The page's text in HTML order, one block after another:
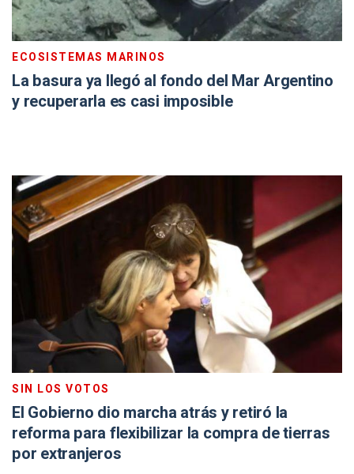
ECOSISTEMAS MARINOS
La basura ya llegó al fondo del Mar Argentino
y recuperarla es casi imposible
SIN LOS VOTOS
El Gobierno dio marcha atrás y retiró la
reforma para flexibilizar la compra de tierras
por extranjeros